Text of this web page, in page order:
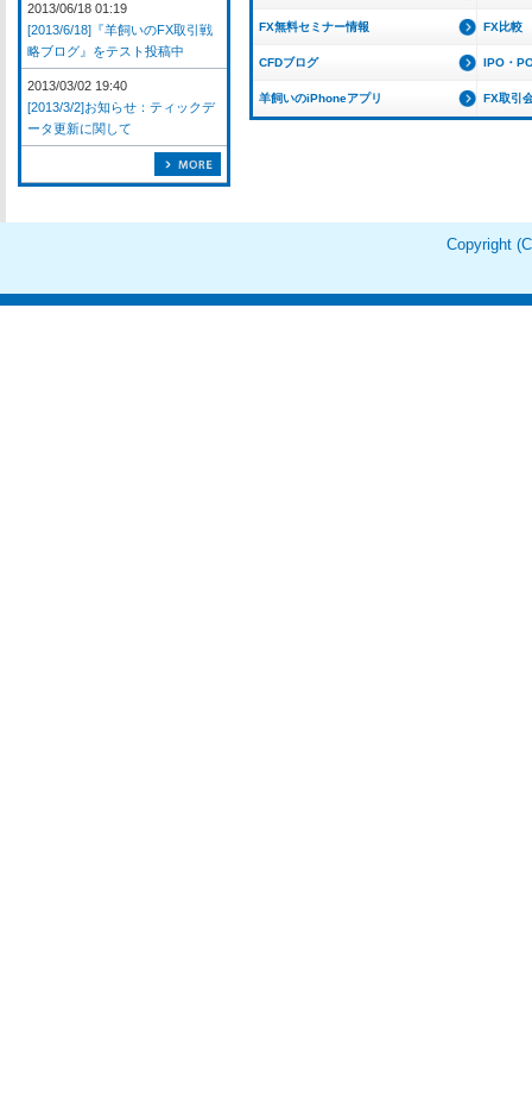
FX無料セミナー情報 FX比較
CFDブログ IPO・
羊飼いのiPhoneアプリ FX取引
2013/06/18 01:19
[2013/6/18]『羊飼いのFX取引戦
略ブログ』をテスト投稿中
2013/03/02 19:40
[2013/3/2]お知らせ：ティックデ
ータ更新に関して
Copyright